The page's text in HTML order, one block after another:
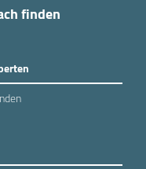
finden